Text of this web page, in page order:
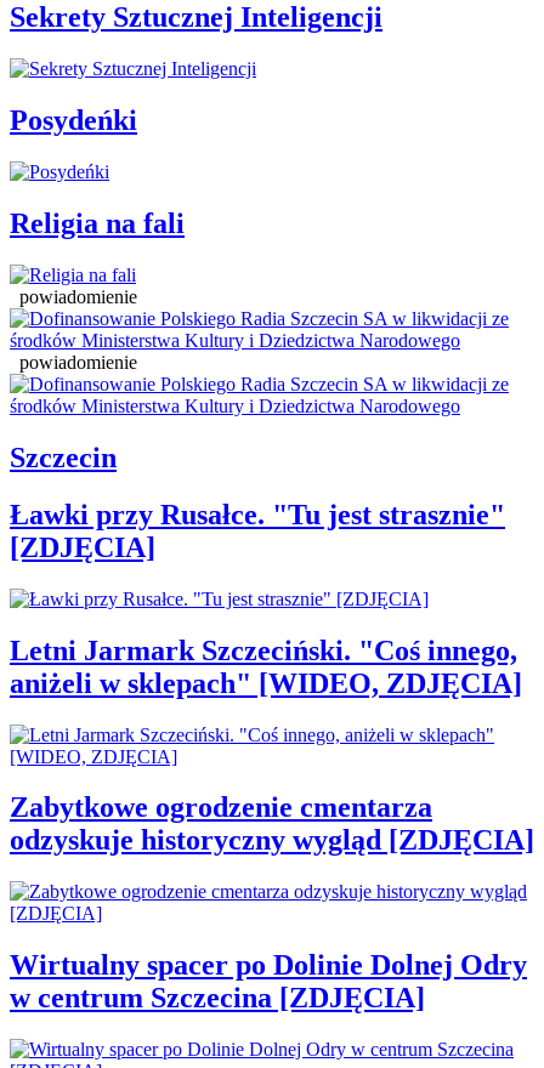
Sekrety Sztucznej Inteligencji
Posydeńki
Religia na fali
powiadomienie
powiadomienie
Szczecin
Ławki przy Rusałce. "Tu jest strasznie"
[ZDJĘCIA]
Letni Jarmark Szczeciński. "Coś innego,
aniżeli w sklepach" [WIDEO, ZDJĘCIA]
Zabytkowe ogrodzenie cmentarza
odzyskuje historyczny wygląd [ZDJĘCIA]
Wirtualny spacer po Dolinie Dolnej Odry
w centrum Szczecina [ZDJĘCIA]